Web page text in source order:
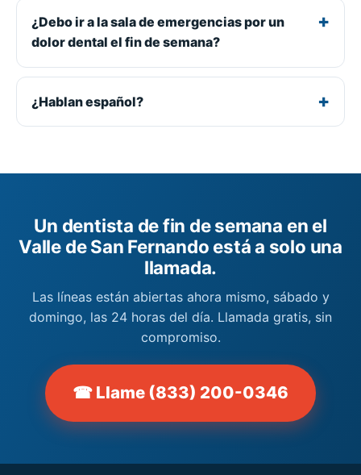
¿Debo ir a la sala de emergencias por un
dolor dental el fin de semana?
¿Hablan español?
Un dentista de fin de semana en el
Valle de San Fernando está a solo una
llamada.
Las líneas están abiertas ahora mismo, sábado y
domingo, las 24 horas del día. Llamada gratis, sin
compromiso.
☎ Llame (833) 200-0346